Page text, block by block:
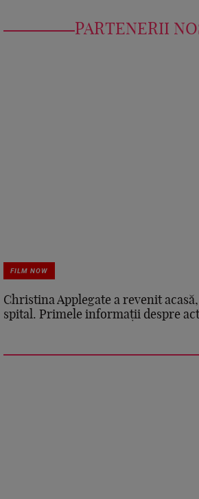
PARTENERII
FILM NOW
Christina Applegate a revenit
spital. Primele informații despre